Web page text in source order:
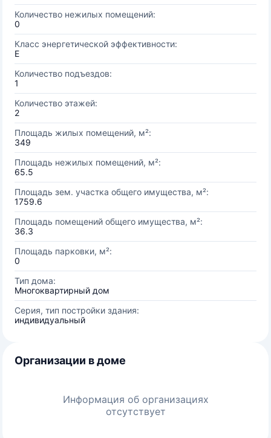
Количество нежилых помещений:
0
Класс энергетической эффективности:
E
Количество подъездов:
1
Количество этажей:
2
Площадь жилых помещений, м²:
349
Площадь нежилых помещений, м²:
65.5
Площадь зем. участка общего имущества, м²:
1759.6
Площадь помещений общего имущества, м²:
36.3
Площадь парковки, м²:
0
Тип дома:
Многоквартирный дом
Серия, тип постройки здания:
индивидуальный
Организации в доме
Информация об организациях
отсутствует